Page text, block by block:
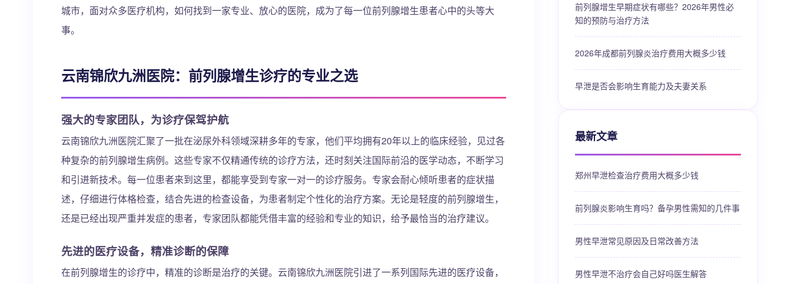
城市，面对众多医疗机构，如何找到一家专业、放心的医院，成为了每一位前列腺增生患者心中的头等大
事。
云南锦欣九洲医院：前列腺增生诊疗的专业之选
强大的专家团队，为诊疗保驾护航
云南锦欣九洲医院汇聚了一批在泌尿外科领域深耕多年的专家，他们平均拥有20年以上的临床经验，见过各
种复杂的前列腺增生病例。这些专家不仅精通传统的诊疗方法，还时刻关注国际前沿的医学动态，不断学习
和引进新技术。每一位患者来到这里，都能享受到专家一对一的诊疗服务。专家会耐心倾听患者的症状描
述，仔细进行体格检查，结合先进的检查设备，为患者制定个性化的治疗方案。无论是轻度的前列腺增生，
还是已经出现严重并发症的患者，专家团队都能凭借丰富的经验和专业的知识，给予最恰当的治疗建议。
先进的医疗设备，精准诊断的保障
在前列腺增生的诊疗中，精准的诊断是治疗的关键。云南锦欣九洲医院引进了一系列国际先进的医疗设备，
前列腺增生早期症状有哪些？2026年男性必
知的预防与治疗方法
2026年成都前列腺炎治疗费用大概多少钱
早泄是否会影响生育能力及夫妻关系
最新文章
郑州早泄检查治疗费用大概多少钱
前列腺炎影响生育吗？备孕男性需知的几件事
男性早泄常见原因及日常改善方法
男性早泄不治疗会自己好吗医生解答